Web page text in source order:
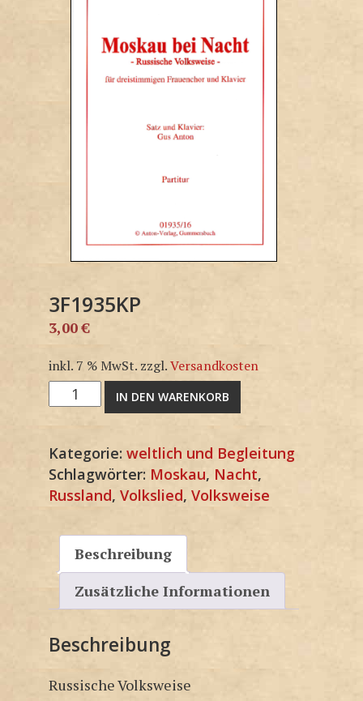
3F1935KP
3,00€
inkl. 7 % MwSt. zzgl.Versandkosten
3F1935KP
Menge
IN DEN WARENKORB
Kategorie: weltlich und Begleitung
Schlagwörter: Moskau, Nacht,
Russland, Volkslied, Volksweise
Beschreibung
Zusätzliche Informationen
Beschreibung
Russische Volksweise